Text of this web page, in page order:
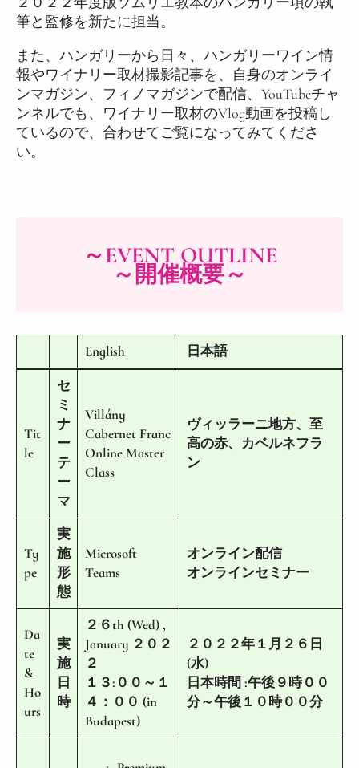
筆と監修を新たに担当。
また、ハンガリーから日々、ハンガリーワイン情
報やワイナリー取材撮影記事を、自身のオンライ
ンマガジン、フィノマガジンで配信、YouTubeチャ
ンネルでも、ワイナリー取材のVlog動画を投稿し
ているので、合わせてご覧になってみてくださ
い。
～EVENT OUTLINE
～開催概要～
English 日本語
Tit
le
セ
ミ
ナ
ー
テ
ー
マ
Villány
Cabernet Franc
Online Master
Class
ヴィッラーニ地方、至
高の赤、カベルネフラ
ン
Ty
pe
実
施
形
態
Microsoft
Teams
オンライン配信
オンラインセミナー
Da
te
&
Ho
urs
実
施
日
時
２６th (Wed) ,
January ２０２
２
１３:００～１
４：００ (in
Budapest)
２０２２年１月２６日
(水)
日本時間 :午後９時００
分～午後１０時００分